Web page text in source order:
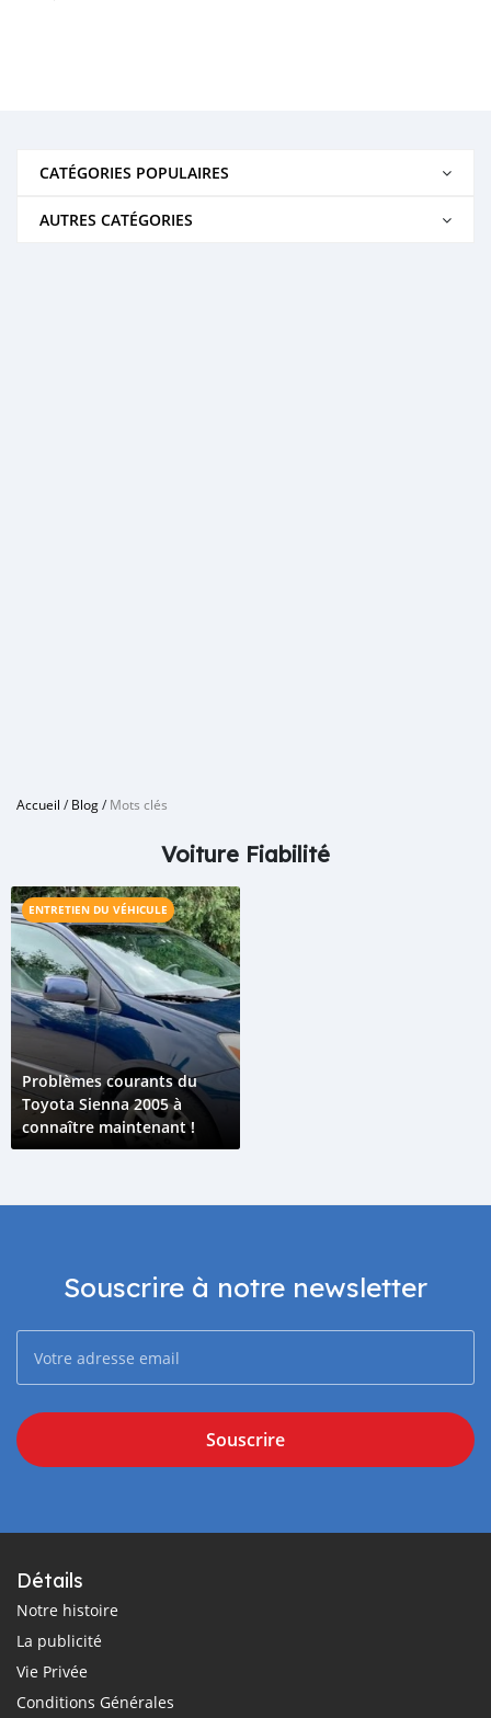
CATÉGORIES POPULAIRES
AUTRES CATÉGORIES
Accueil /Blog/Mots clés
Voiture Fiabilité
ENTRETIEN DU VÉHICULE
Problèmes courants du
Toyota Sienna 2005 à
connaître maintenant !
Souscrire à notre newsletter
Souscrire
Détails
Notre histoire
La publicité
Vie Privée
Conditions Générales